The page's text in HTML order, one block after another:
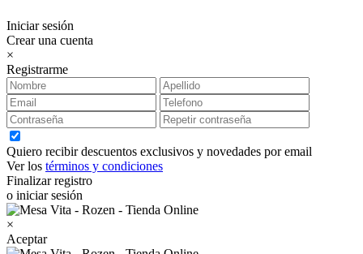
Iniciar sesión
Crear una cuenta
×
Registrarme
Quiero recibir descuentos exclusivos y novedades por email
Ver los términos y condiciones
Finalizar registro
o iniciar sesión
×
Aceptar